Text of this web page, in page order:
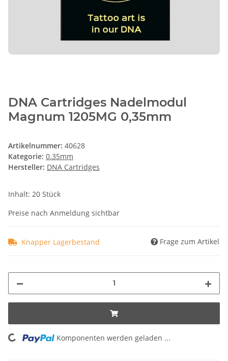
DNA Cartridges Nadelmodul
Magnum 1205MG 0,35mm
Artikelnummer: 40628
Kategorie: 0.35mm
Hersteller: DNA Cartridges
Inhalt: 20 Stück
Preise nach Anmeldung sichtbar
Knapper Lagerbestand Frage zum Artikel
Loading... Komponenten werden geladen ...